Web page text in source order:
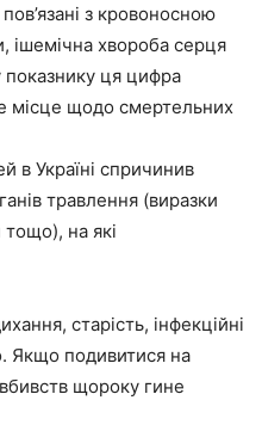
з кровоносною
ішемічна хвороба серця
показнику ця цифра
місце щодо смертельних
в Україні спричинив
травлення (виразки
на які
старість, інфекційні
Якщо подивитися на
щороку гине